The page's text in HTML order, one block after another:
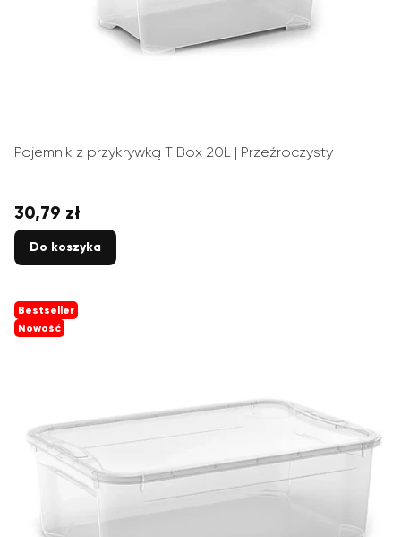
Pojemnik z przykrywką T Box 20L | Przeźroczysty
Cena
30,79 zł
Do koszyka
Bestseller
Nowość